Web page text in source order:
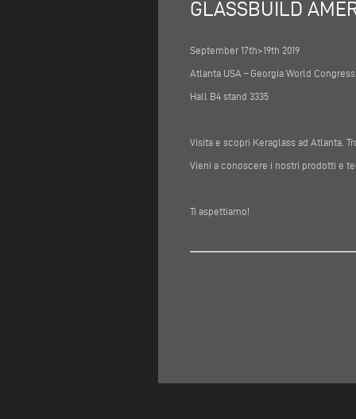
GLASSBUILD
September 17th>19th 2019
Atlanta USA – Georgia World
Hall B4 stand 3335
Visita e scopri Keraglass ad Atlanta.
Vieni a conoscere i nostri prodotti e
Ti aspettiamo!